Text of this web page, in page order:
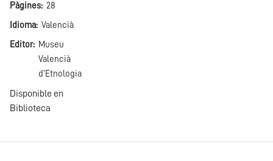
Pàgines 28
Idioma Valencià
Editor
Museu
Valencià
d'Etnologia
Disponible en
Biblioteca